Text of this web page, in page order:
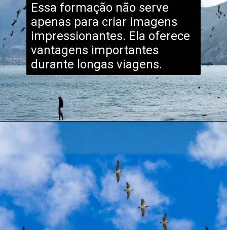
Essa formação não serve
apenas para criar imagens
impressionantes. Ela oferece
vantagens importantes
durante longas viagens.